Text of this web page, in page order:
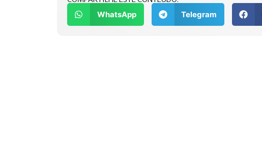
WhatsApp Telegram